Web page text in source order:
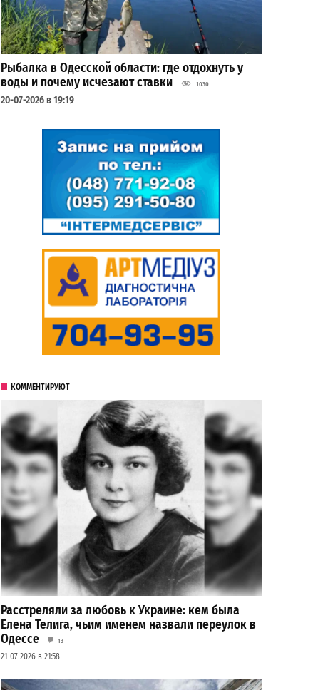
Рыбалка в Одесской области: где отдохнуть у
воды и почему исчезают ставки
1030
20-07-2026 в 19:19
КОММЕНТИРУЮТ
Расстреляли за любовь к Украине: кем была
Елена Телига, чьим именем назвали переулок в
Одессе
13
21-07-2026 в 21:58